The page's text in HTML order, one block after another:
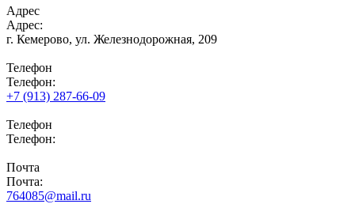
Адрес
Адрес:
г. Кемерово, ул. Железнодорожная, 209
Телефон
Телефон:
+7 (913) 287-66-09
Телефон
Телефон:
Почта
Почта:
764085@mail.ru